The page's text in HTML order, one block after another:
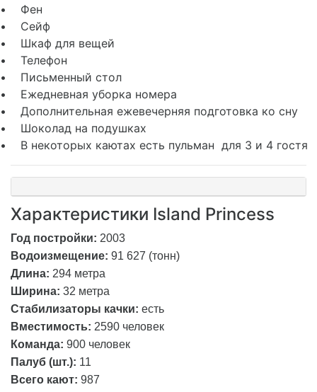
• Фен
• Сейф
• Шкаф для вещей
• Телефон
• Письменный стол
• Ежедневная уборка номера
• Дополнительная ежевечерняя подготовка ко сну
• Шоколад на подушках
• В некоторых каютах есть пульман для 3 и 4 гостя
Характеристики Island Princess
Год постройки: 2003
Водоизмещение: 91 627 (тонн)
Длина: 294 метра
Ширина: 32 метра
Стабилизаторы качки: есть
Вместимость: 2590 человек
Команда: 900 человек
Палуб (шт.): 11
Всего кают: 987